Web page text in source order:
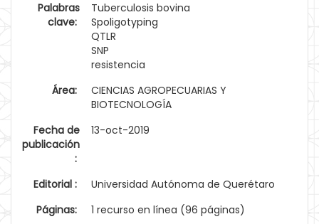
Palabras
clave:
Tuberculosis bovina
Spoligotyping
QTLR
SNP
resistencia
Área:
CIENCIAS AGROPECUARIAS Y
BIOTECNOLOGÍA
Fecha de
publicación
:
13-oct-2019
Editorial :
Universidad Autónoma de Querétaro
Páginas:
1 recurso en línea (96 páginas)